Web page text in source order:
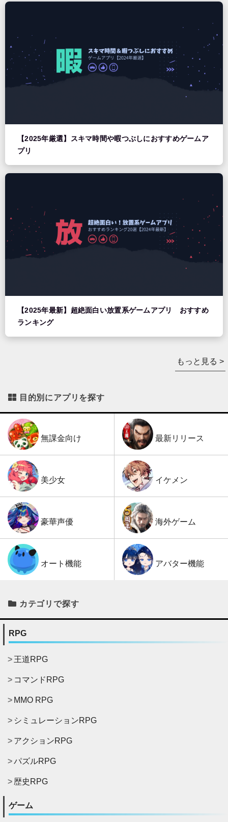
【2025年厳選】スキマ時間や暇つぶしにおすすめゲームア
プリ
【2025年最新】超絶面白い放置系ゲームアプリ おすすめ
ランキング
もっと見る >
目的別にアプリを探す
無課金向け 最新リリース
美少女 イケメン
豪華声優 海外ゲーム
オート機能 アバター機能
カテゴリで探す
RPG
王道RPG
コマンドRPG
MMO RPG
シミュレーションRPG
アクションRPG
パズルRPG
歴史RPG
ゲーム